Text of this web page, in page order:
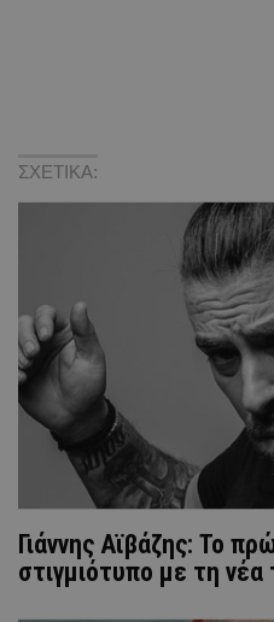
ΣΧΕΤΙΚΑ:
Γιάννης Αϊβάζης: Το
στιγμιότυπο με τη